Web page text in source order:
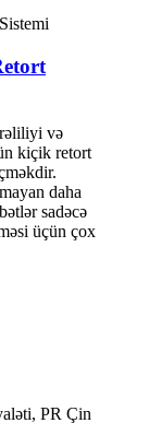
və
kiçik retort
daha
sadəcə
üçün çox
PR Çin